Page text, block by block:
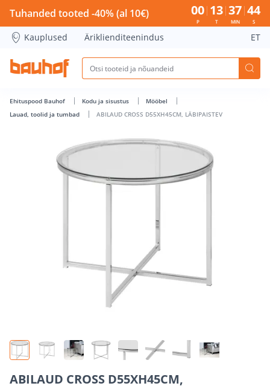
ABILAUD CROSS D55XH45CM, LÄBIPAISTEV - Bauhof has
Tuhanded tooted -40% (al 10€) 00
P
13
T
37
MIN
43
S
Kauplused Äriklienditeenindus ET
Ehituspood Bauhof Kodu ja sisustus
Mööbel
Lauad, toolid ja tumbad
ABILAUD CROSS D55XH45CM, LÄBIPAISTEV
ABILAUD CROSS D55XH45CM,